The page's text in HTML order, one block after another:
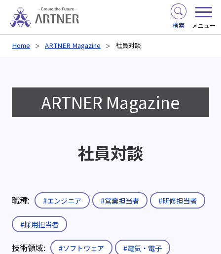
検索 メニュー
Home ARTNER Magazine 社員対談
ARTNER Magazine
社員対談
職種: #エンジニア #営業担当者 #研修担当者
#採用担当者
技術領域: #ソフトウェア #電気・電子